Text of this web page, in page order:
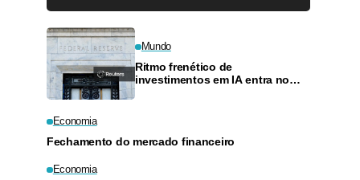
Mundo
Ritmo frenético de
investimentos em IA entra no
Economia
Fechamento do mercado financeiro
Economia